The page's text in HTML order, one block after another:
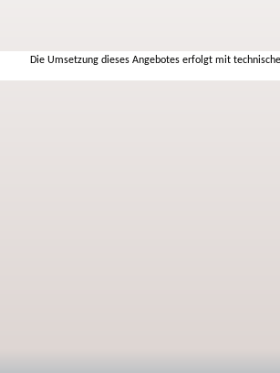
Die Umsetzung dieses Angebotes erfolgt mit